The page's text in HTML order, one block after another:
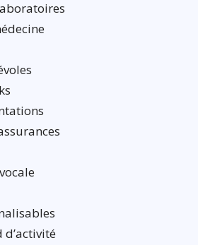
d’activité